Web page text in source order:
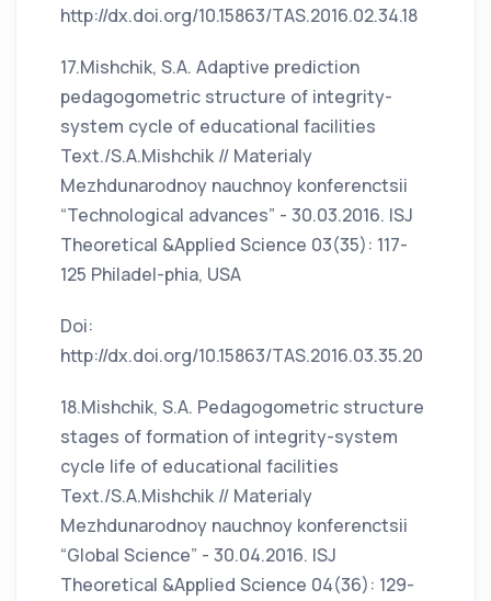
http://dx.doi.org/10.15863/TAS.2016.02.34.18
17.Mishchik, S.A. Adaptive prediction
pedagogometric structure of integrity-
system cycle of educational facilities
Text./S.A.Mishchik // Materialy
Mezhdunarodnoy nauchnoy konferenctsii
“Technological advances” - 30.03.2016. ISJ
Theoretical &Applied Science 03(35): 117-
125 Philadel-phia, USA
Doi:
http://dx.doi.org/10.15863/TAS.2016.03.35.20
18.Mishchik, S.A. Pedagogometric structure
stages of formation of integrity-system
cycle life of educational facilities
Text./S.A.Mishchik // Materialy
Mezhdunarodnoy nauchnoy konferenctsii
“Global Science” - 30.04.2016. ISJ
Theoretical &Applied Science 04(36): 129-